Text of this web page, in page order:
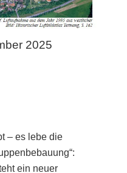
2025
– es lebe die
ein neuer